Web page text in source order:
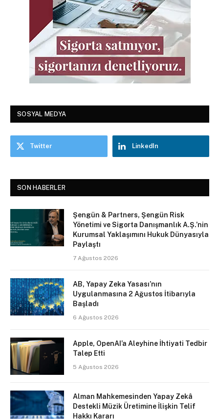
SOSYAL MEDYA
Twitter LinkedIn
SON HABERLER
Şengün & Partners, Şengün Risk
Yönetimi ve Sigorta Danışmanlık A.Ş.’nin
Kurumsal Yaklaşımını Hukuk Dünyasıyla
Paylaştı
7 Ağustos 2026
AB, Yapay Zeka Yasası’nın
Uygulanmasına 2 Ağustos İtibarıyla
Başladı
6 Ağustos 2026
Apple, OpenAI’a Aleyhine İhtiyati Tedbir
Talep Etti
5 Ağustos 2026
Alman Mahkemesinden Yapay Zekâ
Destekli Müzik Üretimine İlişkin Telif
Hakkı Kararı